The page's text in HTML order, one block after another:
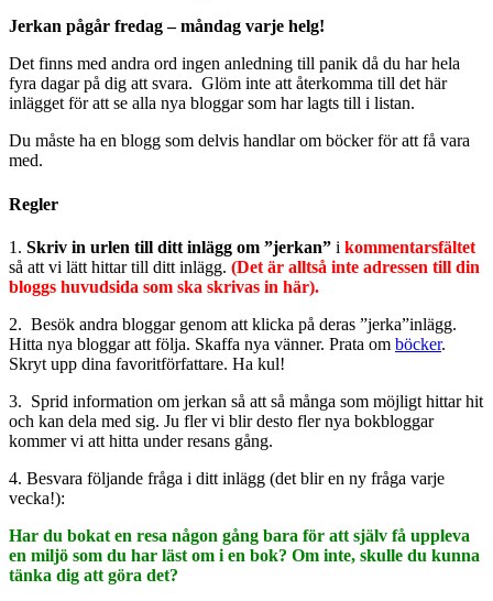
Jerkan pågår fredag – måndag varje helg!
Det finns med andra ord ingen anledning till panik då du har hela
fyra dagar på dig att svara. Glöm inte att återkomma till det här
inlägget för att se alla nya bloggar som har lagts till i listan.
Du måste ha en blogg som delvis handlar om böcker för att få vara
med.
Regler
1. Skriv in urlen till ditt inlägg om ”jerkan” i kommentarsfältet
så att vi lätt hittar till ditt inlägg. (Det är alltså inte adressen till din
bloggs huvudsida som ska skrivas in här).
2. Besök andra bloggar genom att klicka på deras ”jerka”inlägg.
Hitta nya bloggar att följa. Skaffa nya vänner. Prata om böcker.
Skryt upp dina favoritförfattare. Ha kul!
3. Sprid information om jerkan så att så många som möjligt hittar hit
och kan dela med sig. Ju fler vi blir desto fler nya bokbloggar
kommer vi att hitta under resans gång.
4. Besvara följande fråga i ditt inlägg (det blir en ny fråga varje
vecka!):
Har du bokat en resa någon gång bara för att själv få uppleva
en miljö som du har läst om i en bok? Om inte, skulle du kunna
tänka dig att göra det?